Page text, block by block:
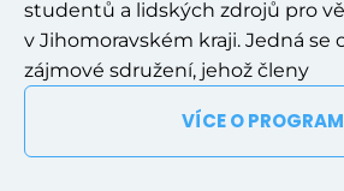
studentů a lidských zdrojů pro
v Jihomoravském kraji. Jedná se
zájmové sdružení, jehož členy
VÍCE O